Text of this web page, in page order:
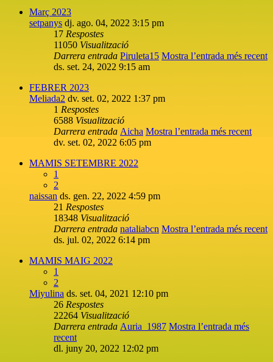
Març 2023
setpanys dj. ago. 04, 2022 3:15 pm
17 Respostes
11050 Visualització
Darrera entrada Piruleta15 Mostra l’entrada més recent
ds. set. 24, 2022 9:15 am
FEBRER 2023
Meliada2 dv. set. 02, 2022 1:37 pm
1 Respostes
6588 Visualització
Darrera entrada Aicha Mostra l’entrada més recent
dv. set. 02, 2022 6:05 pm
MAMIS SETEMBRE 2022
1
2
naissan ds. gen. 22, 2022 4:59 pm
21 Respostes
18348 Visualització
Darrera entrada nataliabcn Mostra l’entrada més recent
ds. jul. 02, 2022 6:14 pm
MAMIS MAIG 2022
1
2
Miyulina ds. set. 04, 2021 12:10 pm
26 Respostes
22264 Visualització
Darrera entrada Auria_1987 Mostra l’entrada més
recent
dl. juny 20, 2022 12:02 pm